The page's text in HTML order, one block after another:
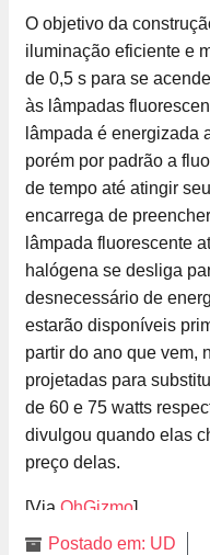
O objetivo da
iluminação eficiente e
de 0,5 s para se
às lâmpadas
lâmpada é energizada
porém por padrão a
de tempo até atingir
encarrega de
lâmpada fluorescente
halógena se desliga
desnecessário de
estarão disponíveis
partir do ano que vem,
projetadas para
de 60 e 75 watts
divulgou quando elas
preço delas.
[Via OhGizmo]
Postado em: UD